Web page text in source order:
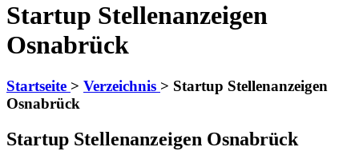
Startup Stellenanzeigen
Osnabrück
Startseite > Verzeichnis > Startup Stellenanzeigen
Osnabrück
Startup Stellenanzeigen Osnabrück